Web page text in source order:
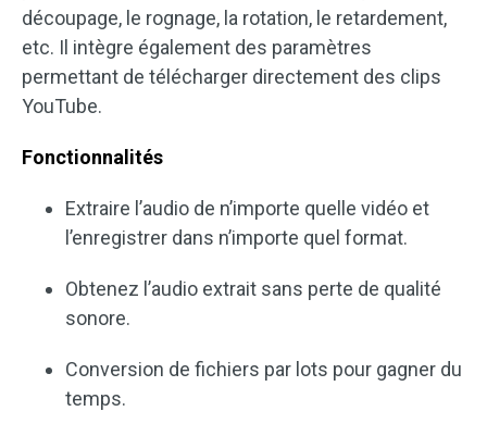
découpage, le rognage, la rotation, le retardement,
etc. Il intègre également des paramètres
permettant de télécharger directement des clips
YouTube.
Fonctionnalités
Extraire l’audio de n’importe quelle vidéo et
l’enregistrer dans n’importe quel format.
Obtenez l’audio extrait sans perte de qualité
sonore.
Conversion de fichiers par lots pour gagner du
temps.